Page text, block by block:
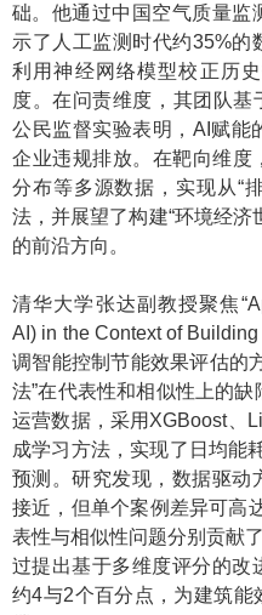
础。他通过中国空气质量监
示了人工监测时代约35%的
利用神经网络模型校正历
度。在问责维度，其团队
公民监督实验表明，AI赋能
企业违规排放。在靶向维度
分布等多源数据，实现从“
法，并展望了构建“环境经济
的前沿方向。
清华大学张达副教授聚焦
AI) in the Context of
调智能控制节能效果评估的
法”在代表性和相似性上的
运营数据，采用XGBoost、
成学习方法，实现了日均能
预测。研究发现，数据驱动
接近，但单个案例差异可高
表性与相似性问题分别贡献
过提出基于多维度评分的改
约4与2个百分点，为建筑能